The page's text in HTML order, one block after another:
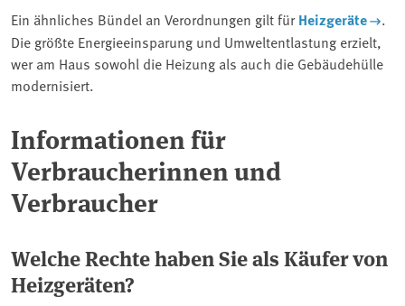
Ein ähnliches Bündel an Verordnungen gilt fürHeizgeräte
.
Die größte Energieeinsparung und Umweltentlastung erzielt,
wer am Haus sowohl die Heizung als auch die Gebäudehülle
modernisiert.
Informationen für
Verbraucherinnen und
Verbraucher
Welche Rechte haben Sie als Käufer von
Heizgeräten?